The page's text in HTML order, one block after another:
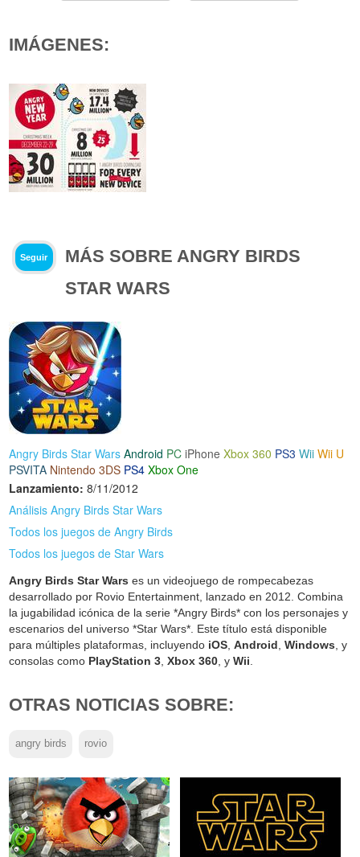
IMÁGENES:
Seguir
MÁS SOBRE ANGRY BIRDS
STAR WARS
Angry Birds Star Wars Android PC iPhone Xbox 360 PS3 Wii Wii U
PSVITA Nintendo 3DS PS4 Xbox One
Lanzamiento: 8/11/2012
Análisis Angry Birds Star Wars
Todos los juegos de Angry Birds
Todos los juegos de Star Wars
Angry Birds Star Wars es un videojuego de rompecabezas
desarrollado por Rovio Entertainment, lanzado en 2012. Combina
la jugabilidad icónica de la serie *Angry Birds* con los personajes y
escenarios del universo *Star Wars*. Este título está disponible
para múltiples plataformas, incluyendo iOS,Android,Windows, y
consolas como PlayStation 3,Xbox 360, yWii.
OTRAS NOTICIAS SOBRE:
angry birds rovio